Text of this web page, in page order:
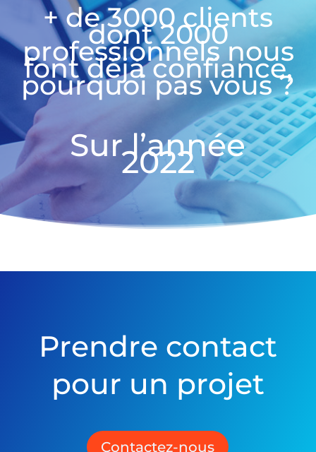
+ de 3000 clients
dont 2000
professionnels nous
font déjà confiance,
pourquoi pas vous ?
Sur l’année
2022
Prendre contact
pour un projet
Contactez-nous